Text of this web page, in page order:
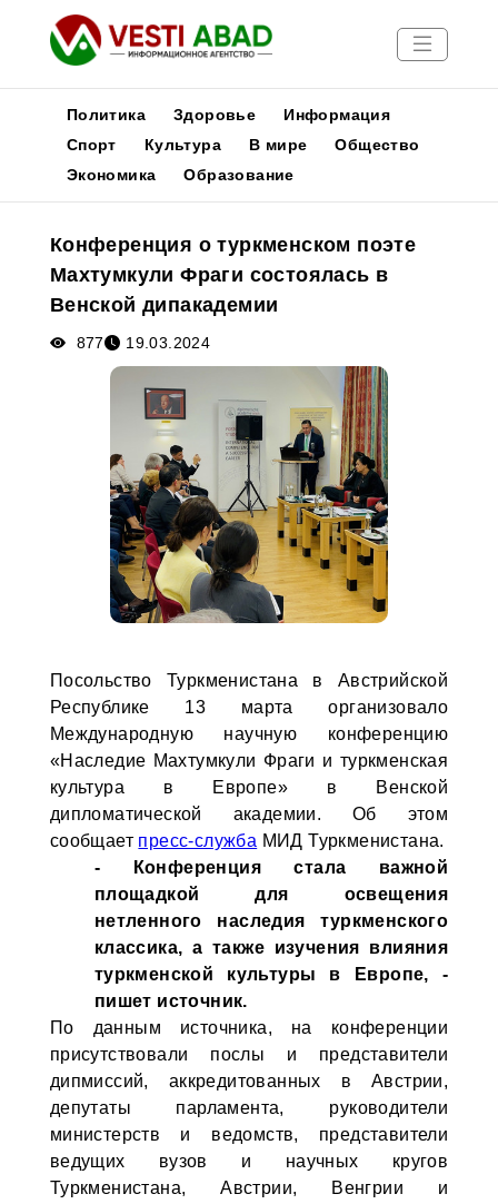
Новости
Медиа
Афиша
Политика Здоровье
Информация
Спорт
Культура В мире
Общество
Экономика
Образование
Конференция о туркменском поэте
Махтумкули Фраги состоялась в
Венской дипакадемии
877 19.03.2024
Посольство Туркменистана в Австрийской
Республике 13 марта организовало
Международную научную конференцию
«Наследие Махтумкули Фраги и туркменская
культура в Европе» в Венской
дипломатической академии. Об этом
сообщает пресс-служба МИД Туркменистана.
- Конференция стала важной
площадкой для освещения
нетленного наследия туркменского
классика, а также изучения влияния
туркменской культуры в Европе, -
пишет источник.
По данным источника, на конференции
присутствовали послы и представители
дипмиссий, аккредитованных в Австрии,
депутаты парламента, руководители
министерств и ведомств, представители
ведущих вузов и научных кругов
Туркменистана, Австрии, Венгрии и